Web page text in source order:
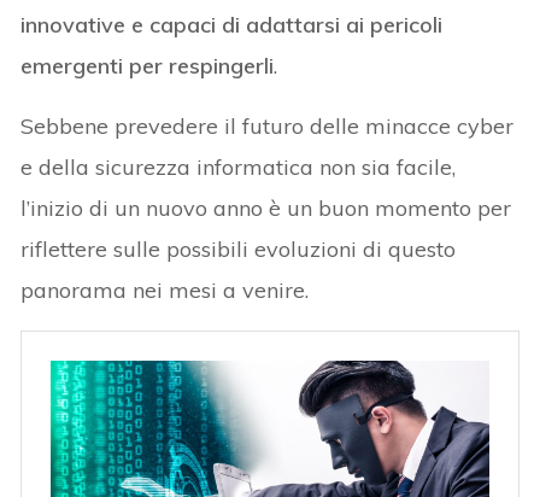
innovative e capaci di adattarsi ai pericoli
emergenti per respingerli.
Sebbene prevedere il futuro delle minacce cyber
e della sicurezza informatica non sia facile,
l’inizio di un nuovo anno è un buon momento per
riflettere sulle possibili evoluzioni di questo
panorama nei mesi a venire.